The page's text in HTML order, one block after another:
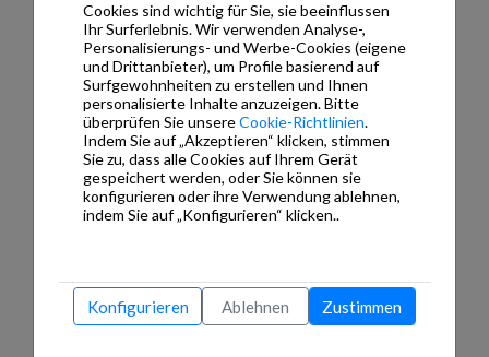
TH35 DIN EN 60715
Zusätzliche Funktionen GAMMA
Pro Ausgang wählbare Betriebsart (Normalbetrieb,
1- oder 2-stufiger Zeitschalterbetrieb, Blinken)
Einstellbare Einschalt- und Ausschalt-Verzögerung
Getrennt einstellbare Dimmzeit von 0% auf 100%
für Schalten Ein/Aus und Dimmen heller/dunkler
Aus- und/oder Einschalten des Ausgangs über
Dimmen Heller/Dunkler
Einstellbarer Dimmwert beim Einschalten
Statusobjekt Dimmwert
Hinzufügbares Objekt zum Sperren/Freigeben des
Ausgangs
Cookies sind wichtig für Sie, sie beeinflussen
Ihr Surferlebnis. Wir verwenden Analyse-,
Personalisierungs- und Werbe-Cookies (eigene
und Drittanbieter), um Profile basierend auf
Surfgewohnheiten zu erstellen und Ihnen
personalisierte Inhalte anzuzeigen. Bitte
überprüfen Sie unsereCookie-Richtlinien.
Indem Sie auf „Akzeptieren“ klicken, stimmen
Sie zu, dass alle Cookies auf Ihrem Gerät
gespeichert werden, oder Sie können sie
konfigurieren oder ihre Verwendung ablehnen,
indem Sie auf „Konfigurieren“ klicken..
Konfigurieren Ablehnen Zustimmen